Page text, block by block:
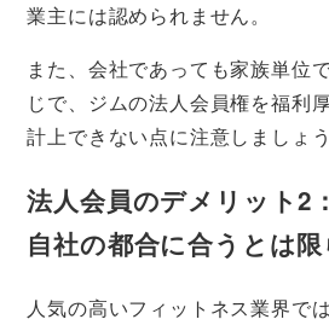
業主には認められません。
また、会社であっても家族単位
じで、ジムの法人会員権を福利
計上できない点に注意しましょう
法人会員のデメリット2
自社の都合に合うとは
人気の高いフィットネス業界で